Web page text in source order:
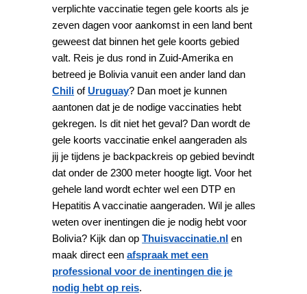
verplichte vaccinatie tegen gele koorts als je
zeven dagen voor aankomst in een land bent
geweest dat binnen het gele koorts gebied
valt. Reis je dus rond in Zuid-Amerika en
betreed je Bolivia vanuit een ander land dan
Chili of Uruguay? Dan moet je kunnen
aantonen dat je de nodige vaccinaties hebt
gekregen. Is dit niet het geval? Dan wordt de
gele koorts vaccinatie enkel aangeraden als
jij je tijdens je backpackreis op gebied bevindt
dat onder de 2300 meter hoogte ligt. Voor het
gehele land wordt echter wel een DTP en
Hepatitis A vaccinatie aangeraden. Wil je alles
weten over inentingen die je nodig hebt voor
Bolivia? Kijk dan opThuisvaccinatie.nl en
maak direct eenafspraak met een
professional voor de inentingen die je
nodig hebt op reis.